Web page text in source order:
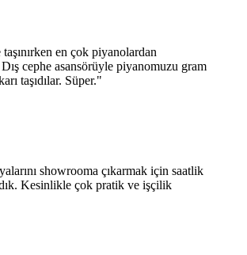
en çok piyanolardan
cephe asansörüyle piyanomuzu gram
taşıdılar. Süper."
showrooma çıkarmak için saatlik
Kesinlikle çok pratik ve işçilik